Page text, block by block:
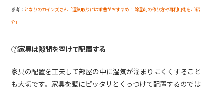
参考： となりのカインズさん「湿気取りには重曹がおすすめ！ 除湿剤の作り方や再利用術をご紹
介」
⑦家具は隙間を空けて配置する
家具の配置を工夫して部屋の中に湿気が溜まりにくくすること
も大切です。家具を壁にピッタリとくっつけて配置するのでは